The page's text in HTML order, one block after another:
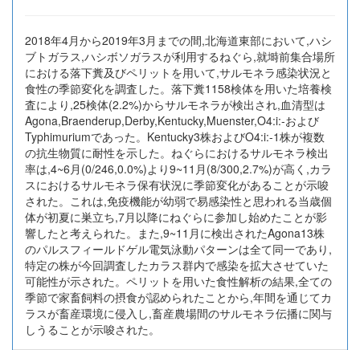
2018年4月から2019年3月までの間,北海道東部において,ハシ
ブトガラス,ハシボソガラスが利用するねぐら,就塒前集合場所
における落下糞及びペリットを用いて,サルモネラ感染状況と
食性の季節変化を調査した。落下糞1158検体を用いた培養検
査により,25検体(2.2%)からサルモネラが検出され,血清型は
Agona,Braenderup,Derby,Kentucky,Muenster,O4:i:-および
Typhimuriumであった。Kentucky3株およびO4:i:-1株が複数
の抗生物質に耐性を示した。ねぐらにおけるサルモネラ検出
率は,4~6月(0/246,0.0%)より9~11月(8/300,2.7%)が高く,カラ
スにおけるサルモネラ保有状況に季節変化があることが示唆
された。これは,免疫機能が幼弱で易感染性と思われる当歳個
体が初夏に巣立ち,7月以降にねぐらに参加し始めたことが影
響したと考えられた。また,9~11月に検出されたAgona13株
のパルスフィールドゲル電気泳動パターンは全て同一であり,
特定の株が今回調査したカラス群内で感染を拡大させていた
可能性が示された。ペリットを用いた食性解析の結果,全ての
季節で家畜飼料の摂食が認められたことから,年間を通じてカ
ラスが畜産環境に侵入し,畜産農場間のサルモネラ伝播に関与
しうることが示唆された。